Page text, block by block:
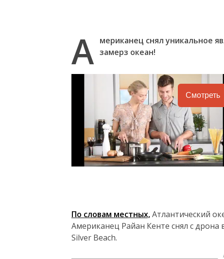
А мериканец снял уникальное
замерз океан!
Смотреть
По словам местных,Атлантический
Американец Райан Кенте снял с
Silver Beach.